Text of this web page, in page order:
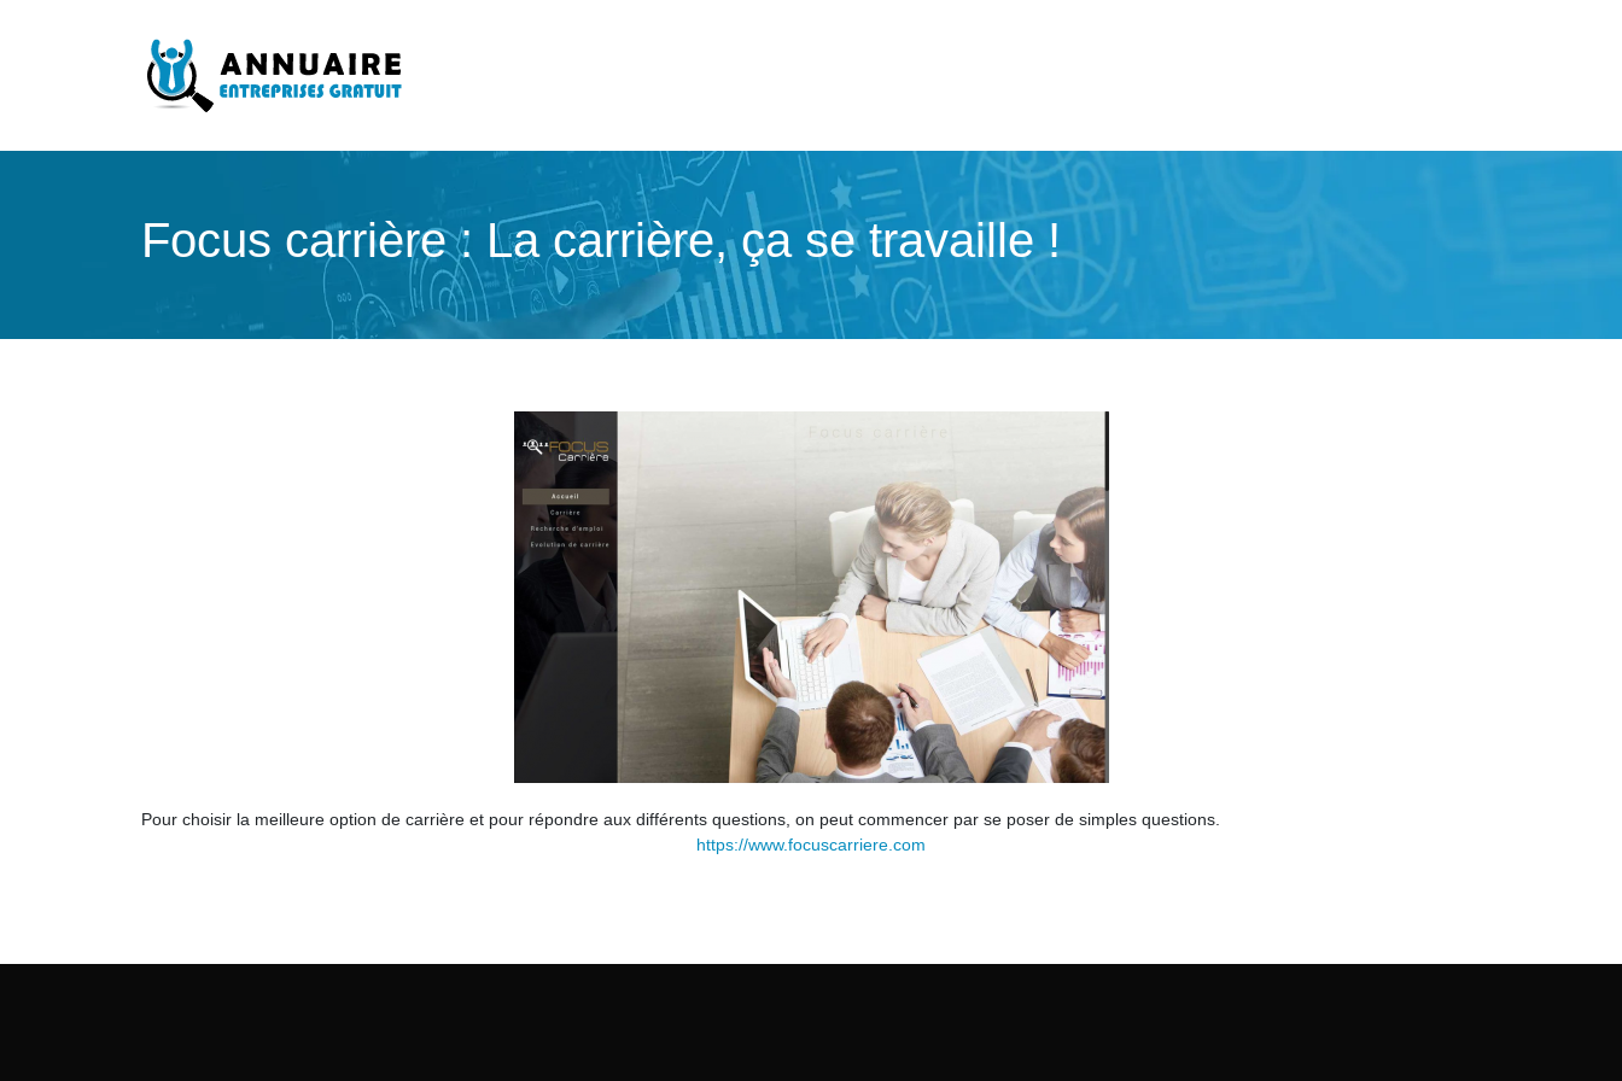
Focus carrière : La carrière, ça se travaille !
Pour choisir la meilleure option de carrière et pour répondre aux différents questions, on peut commencer par se poser de simples questions.
https://www.focuscarriere.com